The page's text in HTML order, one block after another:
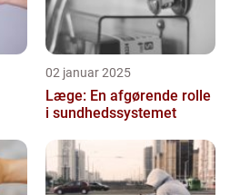
02 januar 2025
Læge: En afgørende rolle
i sundhedssystemet